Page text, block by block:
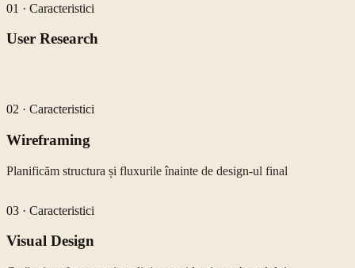
01 · Caracteristici
User Research
02 · Caracteristici
Wireframing
Planificăm structura și fluxurile înainte de design-ul final
03 · Caracteristici
Visual Design